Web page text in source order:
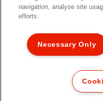
Esselte
navigation, analyse site
efforts.
Necessary Only